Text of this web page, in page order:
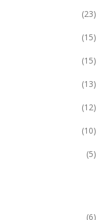
(23)
(15)
(15)
(13)
(12)
(10)
(5)
(6)